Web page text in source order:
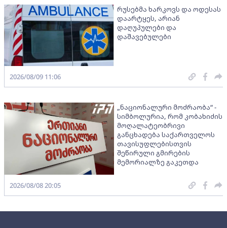
რუსებმა ხარკოვს და ოდესას
დაარტყეს, არიან
დაღუპულები და
დაშავებულები
2026/08/09 11:06
„ნაციონალური მოძრაობა“ -
სიმბოლურია, რომ კობახიძის
მოღალატეობრივი
განცხადება საქართველოს
თავისუფლებისთვის
შეწირული გმირების
მემორიალზე გაკეთდა
2026/08/08 20:05